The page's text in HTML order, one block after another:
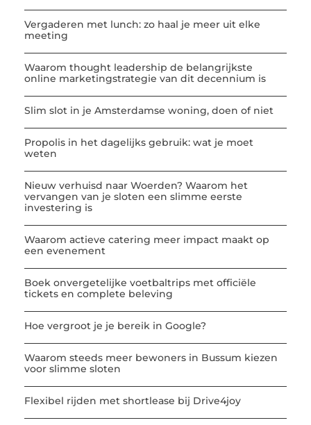
Vergaderen met lunch: zo haal je meer uit elke
meeting
Waarom thought leadership de belangrijkste
online marketingstrategie van dit decennium is
Slim slot in je Amsterdamse woning, doen of niet
Propolis in het dagelijks gebruik: wat je moet
weten
Nieuw verhuisd naar Woerden? Waarom het
vervangen van je sloten een slimme eerste
investering is
Waarom actieve catering meer impact maakt op
een evenement
Boek onvergetelijke voetbaltrips met officiële
tickets en complete beleving
Hoe vergroot je je bereik in Google?
Waarom steeds meer bewoners in Bussum kiezen
voor slimme sloten
Flexibel rijden met shortlease bij Drive4joy